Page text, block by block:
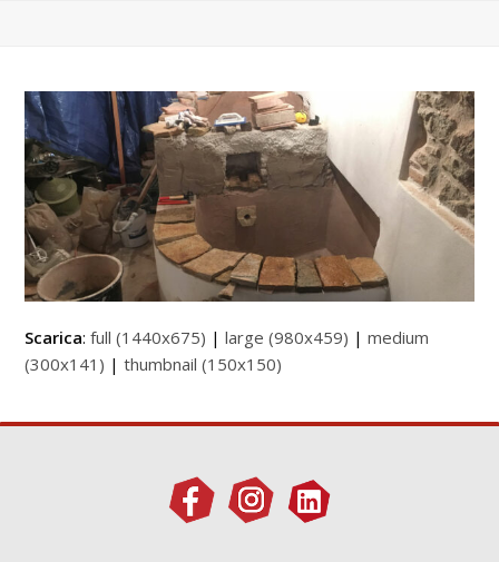
Scarica:full (1440x675) |large (980x459) |medium
(300x141) |thumbnail (150x150)